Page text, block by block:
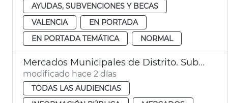
AYUDAS, SUBVENCIONES Y BECAS
VALENCIA
EN PORTADA
EN PORTADA TEMÁTICA
NORMAL
Mercados Municipales de Distrito. Subasta de puestos: 28 de septiembre de 2026
modificado hace 2 días
TODAS LAS AUDIENCIAS